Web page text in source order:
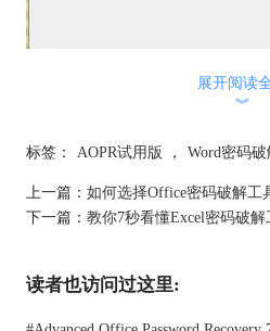
特殊符号密码还可以在较短
用版功能有限，这里只是做
试用版是可以破解特殊符号
展开阅读
︾
标签： AOPR试用版 ， Word密码
上一篇： 如何选择Office密码破解工
下一篇： 教你7秒看懂Excel密码破
读者也访问过这里: